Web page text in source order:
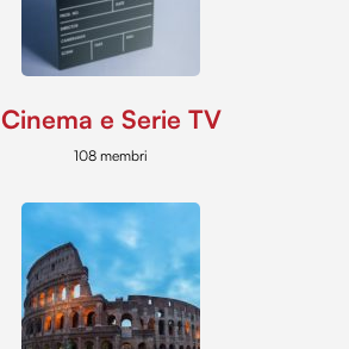
Cinema e Serie TV
108 membri